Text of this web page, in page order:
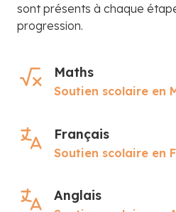
sont présents à chaque
progression.
Maths
Soutien scolaire en
Français
Soutien scolaire en
Anglais